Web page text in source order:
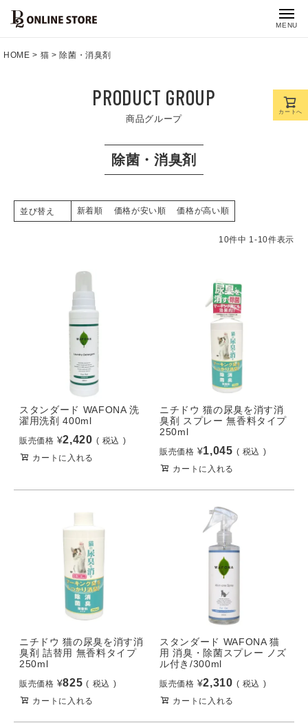
MENU
HOME 猫 除菌・消臭剤
PRODUCT GROUP
商品グループ
除菌・消臭剤
並び替え 新着順 価格が安い順 価格が高い順
10件中 1-10件表示
スタンダード WAFONA 洗
濯用洗剤 400ml
販売価格 ¥2,420
税込
カートに入れる
ニチドウ 猫の尿臭を消す消
臭剤 スプレー 無香料タイプ
250ml
販売価格 ¥1,045
税込
カートに入れる
ニチドウ 猫の尿臭を消す消
臭剤 詰替用 無香料タイプ
250ml
販売価格 ¥825
税込
カートに入れる
スタンダード WAFONA 猫
用 消臭・除菌スプレー ノズ
ル付き/300ml
販売価格 ¥2,310
税込
カートに入れる
カートへ